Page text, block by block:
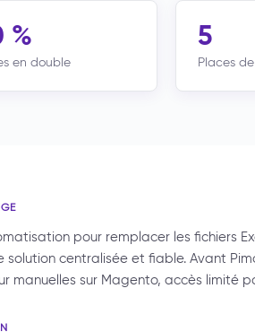
%
en double
5
Places
pour remplacer les fichiers
solution centralisée et fiable. Avant
manuelles sur Magento, accès limité